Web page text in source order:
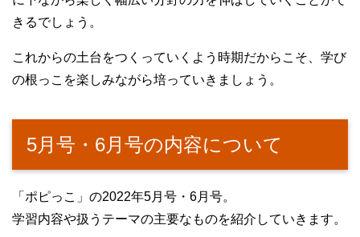
きるでしょう。
これからの土台をつくっていくよう時期だからこそ、学び
の根っこを楽しみながら培っていきましょう。
5月号・6月号の内容について
「ポピっこ」の2022年5月号・6月号。
学習内容や扱うテーマの主要なものを紹介していきます。